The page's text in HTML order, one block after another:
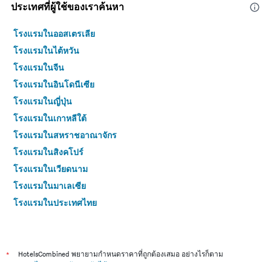
ประเทศที่ผู้ใช้ของเราค้นหา
โรงแรมในออสเตรเลีย
โรงแรมในไต้หวัน
โรงแรมในจีน
โรงแรมในอินโดนีเซีย
โรงแรมในญี่ปุ่น
โรงแรมในเกาหลีใต้
โรงแรมในสหราชอาณาจักร
โรงแรมในสิงคโปร์
โรงแรมในเวียดนาม
โรงแรมในมาเลเซีย
โรงแรมในประเทศไทย
*
HotelsCombined พยายามกำหนดราคาที่ถูกต้องเสมอ อย่างไรก็ตาม